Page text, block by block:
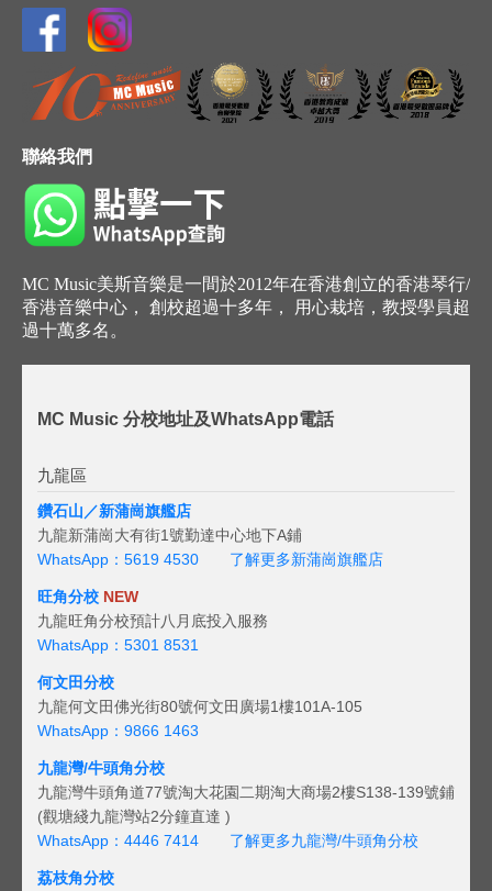
聯絡我們
MC Music美斯音樂是一間於2012年在香港創立的香港琴行/
香港音樂中心， 創校超過十多年， 用心栽培，教授學員超
過十萬多名。
MC Music 分校地址及WhatsApp電話
九龍區
鑽石山／新蒲崗旗艦店
九龍新蒲崗大有街1號勤達中心地下A鋪
WhatsApp：5619 4530
了解更多新蒲崗旗艦店
旺角分校 NEW
九龍旺角分校預計八月底投入服務
WhatsApp：5301 8531
何文田分校
九龍何文田佛光街80號何文田廣場1樓101A-105
WhatsApp：9866 1463
九龍灣/牛頭角分校
九龍灣牛頭角道77號淘大花園二期淘大商場2樓S138-139號鋪
(觀塘綫九龍灣站2分鐘直達 )
WhatsApp：4446 7414
了解更多九龍灣/牛頭角分校
荔枝角分校